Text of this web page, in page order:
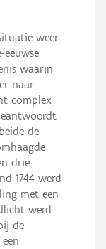
weer
waarin
naar
complex
de
drie
1744 werd
met een
werd
de